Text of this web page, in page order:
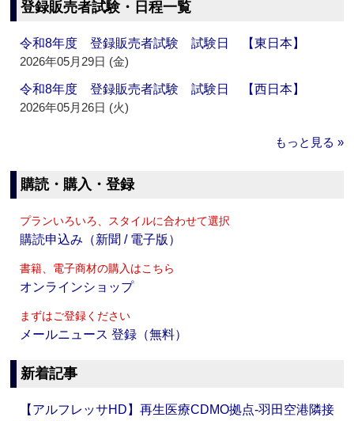
登録販売者試験・日程一覧
令和8年度 登録販売者試験 試験日 【東日本】
2026年05月29日 (金)
令和8年度 登録販売者試験 試験日 【西日本】
2026年05月26日 (火)
もっと見る »
購読・購入・登録
プランいろいろ、スタイルに合わせて選択
購読申込み（新聞 / 電子版）
書籍、電子商材の購入はこちら
オンラインショップ
まずはご登録ください
メールニュース 登録（無料）
新着記事
【アルフレッサHD】再生医療CDMO拠点‐羽田空港隣接